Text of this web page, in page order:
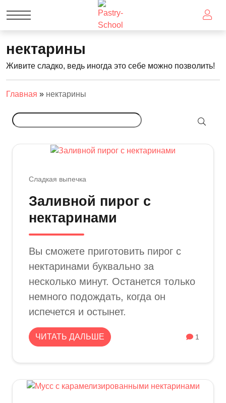
нектарины
Живите сладко, ведь иногда это себе можно позволить!
Главная » нектарины
Сладкая выпечка
Заливной пирог с
нектаринами
Вы сможете приготовить пирог с
нектаринами буквально за
несколько минут. Останется только
немного подождать, когда он
испечется и остынет.
ЧИТАТЬ ДАЛЬШЕ 1